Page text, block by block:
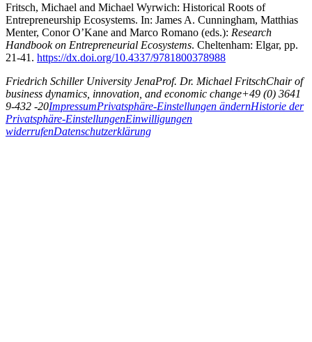
Fritsch, Michael and Michael Wyrwich: Historical Roots of
Entrepreneurship Ecosystems. In: James A. Cunningham, Matthias
Menter, Conor O’Kane and Marco Romano (eds.): Research
Handbook on Entrepreneurial Ecosystems. Cheltenham: Elgar, pp.
21-41. https://dx.doi.org/10.4337/9781800378988
Friedrich Schiller University JenaProf. Dr. Michael FritschChair of
business dynamics, innovation, and economic change+49 (0) 3641
9-432 -20ImpressumPrivatsphäre-Einstellungen ändernHistorie der
Privatsphäre-EinstellungenEinwilligungen
widerrufenDatenschutzerklärung